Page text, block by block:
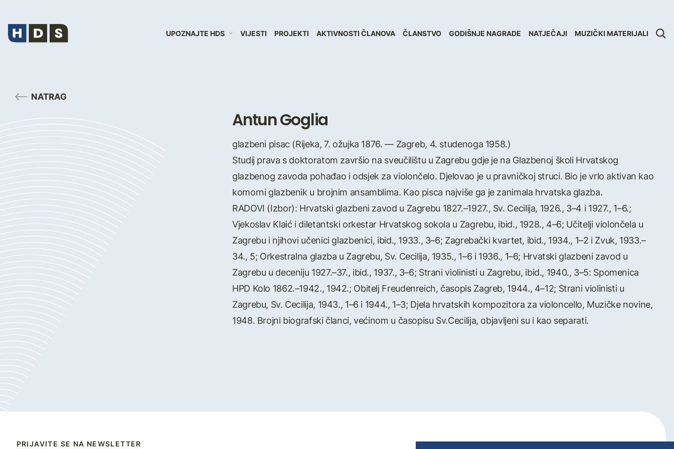
UPOZNAJTE HDS VIJESTI PROJEKTI AKTIVNOSTI ČLANOVA ČLANSTVO GODIŠNJE NAGRADE NATJEČAJI MUZIČKI MATERIJALI
NATRAG
Antun Goglia
glazbeni pisac (Rijeka, 7. ožujka 1876. — Zagreb, 4. studenoga 1958.)
Studij prava s doktoratom završio na sveučilištu u Zagrebu gdje je na Glazbenoj školi Hrvatskog
glazbenog zavoda pohađao i odsjek za violončelo. Djelovao je u pravničkoj struci. Bio je vrlo aktivan kao
komorni glazbenik u brojnim ansamblima. Kao pisca najviše ga je zanimala hrvatska glazba.
RADOVI (Izbor): Hrvatski glazbeni zavod u Zagrebu 1827.–1927., Sv. Cecilija, 1926., 3–4 i 1927., 1–6.;
Vjekoslav Klaić i diletantski orkestar Hrvatskog sokola u Zagrebu, ibid., 1928., 4–6; Učitelji violončela u
Zagrebu i njihovi učenici glazbenici, ibid., 1933., 3–6; Zagrebački kvartet, ibid., 1934., 1–2 i Zvuk, 1933.–
34., 5; Orkestralna glazba u Zagrebu, Sv. Cecilija, 1935., 1–6 i 1936., 1–6; Hrvatski glazbeni zavod u
Zagrebu u deceniju 1927.–37., ibid., 1937., 3–6; Strani violinisti u Zagrebu, ibid., 1940., 3–5: Spomenica
HPD Kolo 1862.–1942., 1942.; Obitelj Freudenreich, časopis Zagreb, 1944., 4–12; Strani violinisti u
Zagrebu, Sv. Cecilija, 1943., 1–6 i 1944., 1–3; Djela hrvatskih kompozitora za violoncello, Muzičke novine,
1948. Brojni biografski članci, većinom u časopisu Sv.Cecilija, objavljeni su i kao separati.
PRIJAVITE SE NA NEWSLETTER